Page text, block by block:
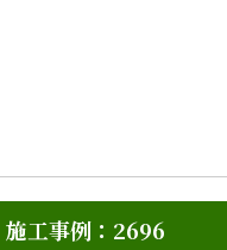
工事例：2696